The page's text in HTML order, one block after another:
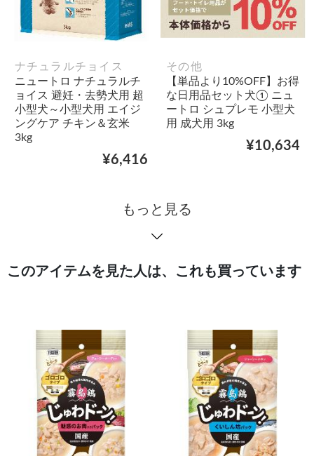
ナチュラルチョイス
ニュートロ ナチュラルチ
ョイス 避妊・去勢犬用 超
小型犬～小型犬用 エイジ
ングケア チキン＆玄米
3kg
¥6,416
その他
【単品より10%OFF】お得
な日用品セット犬① ニュ
ートロ シュプレモ 小型犬
用 成犬用 3kg
¥10,634
もっと見る
このアイテムを見た人は、これも買っています